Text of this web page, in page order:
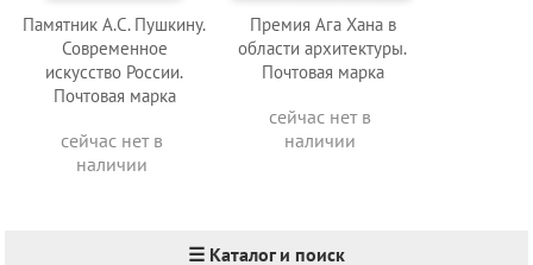
Памятник А.С. Пушкину.
Современное
искусство России.
Почтовая марка
сейчас нет в
наличии
Премия Ага Хана в
области архитектуры.
Почтовая марка
сейчас нет в
наличии
☰ Каталог и поиск